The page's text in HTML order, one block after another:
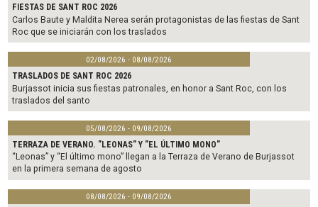
FIESTAS DE SANT ROC 2026
Carlos Baute y Maldita Nerea serán protagonistas de las fiestas de Sant
Roc que se iniciarán con los traslados
02/08/2026 - 08/08/2026
TRASLADOS DE SANT ROC 2026
Burjassot inicia sus fiestas patronales, en honor a Sant Roc, con los
traslados del santo
05/08/2026 - 09/08/2026
TERRAZA DE VERANO. "LEONAS" Y "EL ÚLTIMO MONO"
“Leonas” y “El último mono” llegan a la Terraza de Verano de Burjassot
en la primera semana de agosto
08/08/2026 - 09/08/2026